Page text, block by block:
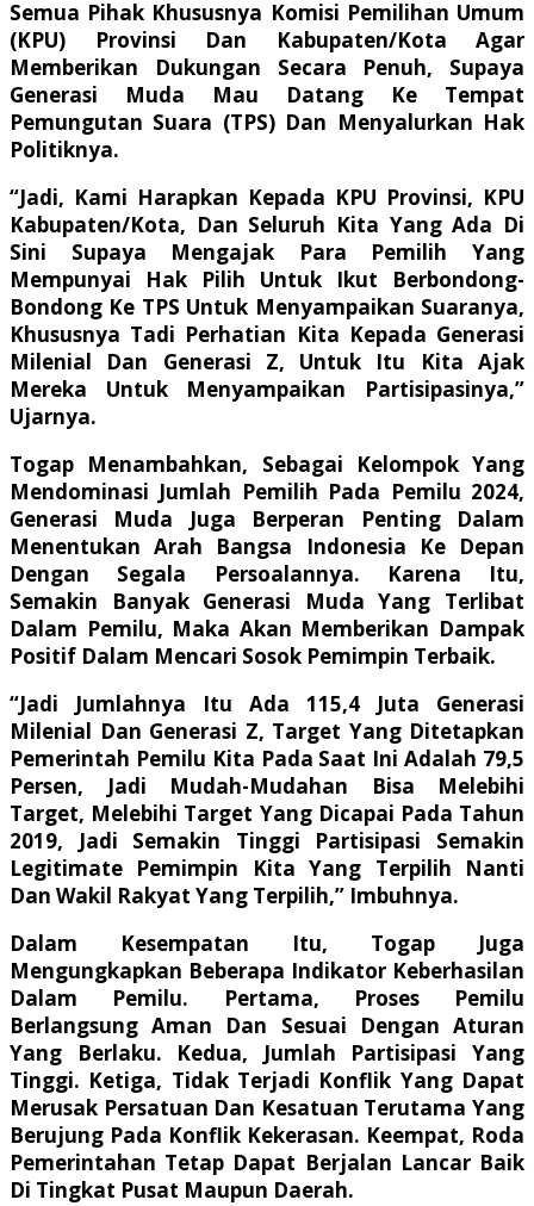
Semua Pihak Khususnya Komisi Pemilihan Umum
(KPU) Provinsi Dan Kabupaten/Kota Agar
Memberikan Dukungan Secara Penuh, Supaya
Generasi Muda Mau Datang Ke Tempat
Pemungutan Suara (TPS) Dan Menyalurkan Hak
Politiknya.
“Jadi, Kami Harapkan Kepada KPU Provinsi, KPU
Kabupaten/Kota, Dan Seluruh Kita Yang Ada Di
Sini Supaya Mengajak Para Pemilih Yang
Mempunyai Hak Pilih Untuk Ikut Berbondong-
Bondong Ke TPS Untuk Menyampaikan Suaranya,
Khususnya Tadi Perhatian Kita Kepada Generasi
Milenial Dan Generasi Z, Untuk Itu Kita Ajak
Mereka Untuk Menyampaikan Partisipasinya,”
Ujarnya.
Togap Menambahkan, Sebagai Kelompok Yang
Mendominasi Jumlah Pemilih Pada Pemilu 2024,
Generasi Muda Juga Berperan Penting Dalam
Menentukan Arah Bangsa Indonesia Ke Depan
Dengan Segala Persoalannya. Karena Itu,
Semakin Banyak Generasi Muda Yang Terlibat
Dalam Pemilu, Maka Akan Memberikan Dampak
Positif Dalam Mencari Sosok Pemimpin Terbaik.
“Jadi Jumlahnya Itu Ada 115,4 Juta Generasi
Milenial Dan Generasi Z, Target Yang Ditetapkan
Pemerintah Pemilu Kita Pada Saat Ini Adalah 79,5
Persen, Jadi Mudah-Mudahan Bisa Melebihi
Target, Melebihi Target Yang Dicapai Pada Tahun
2019, Jadi Semakin Tinggi Partisipasi Semakin
Legitimate Pemimpin Kita Yang Terpilih Nanti
Dan Wakil Rakyat Yang Terpilih,” Imbuhnya.
Dalam Kesempatan Itu, Togap Juga
Mengungkapkan Beberapa Indikator Keberhasilan
Dalam Pemilu. Pertama, Proses Pemilu
Berlangsung Aman Dan Sesuai Dengan Aturan
Yang Berlaku. Kedua, Jumlah Partisipasi Yang
Tinggi. Ketiga, Tidak Terjadi Konflik Yang Dapat
Merusak Persatuan Dan Kesatuan Terutama Yang
Berujung Pada Konflik Kekerasan. Keempat, Roda
Pemerintahan Tetap Dapat Berjalan Lancar Baik
Di Tingkat Pusat Maupun Daerah.